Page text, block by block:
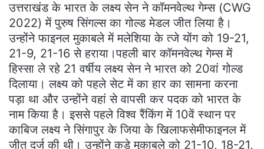
उत्तराखंड के भारत के लक्ष्य सेन ने कॉमनवेल्थ गेम्स (CWG
2022) में पुरुष सिंगल्स का गोल्ड मेडल जीत लिया है।
उन्होंने फाइनल मुकाबले में मलेशिया के त्जे योंग को 19-21,
21-9, 21-16 से हराया।पहली बार कॉमनवेल्थ गेम्स में
हिस्सा ले रहे 21 वर्षीय लक्ष्य सेन ने भारत को 20वां गोल्ड
दिलाया। लक्ष्य को पहले सेट में का हार का सामना करना
पड़ा था और उन्होंने वहां से वापसी कर पदक को भारत के
नाम किया है। इससे पहले विश्व रैंकिंग में 10वें स्थान पर
काबिज लक्ष्य ने सिंगापुर के जिया के खिलाफसेमीफाइनल में
जीत दर्ज की थी। उन्होंने कड़े मुकाबले को 21-10, 18-21,